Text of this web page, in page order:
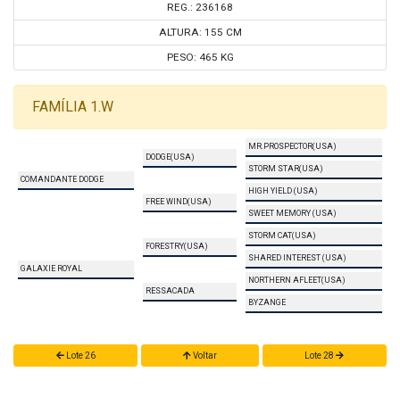
REG.: 236168
ALTURA: 155 CM
PESO: 465 KG
FAMÍLIA 1.W
COMANDANTE DODGE
DODGE(USA)
MR.PROSPECTOR(USA)
STORM STAR(USA)
FREE WIND(USA)
HIGH YIELD (USA)
SWEET MEMORY (USA)
GALAXIE ROYAL
FORESTRY(USA)
STORM CAT(USA)
SHARED INTEREST (USA)
RESSACADA
NORTHERN AFLEET(USA)
BYZANGE
Lote 26 Voltar Lote 28